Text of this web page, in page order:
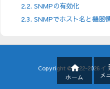
2.2. SNMPの有効化
2.3. SNMPでホスト名と機器
Copyright ©2022-2026 イ

ホーム メ